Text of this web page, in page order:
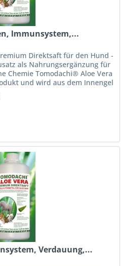
Immunsystem,...
Direktsaft für den Hund -
als Nahrungsergänzung für
Chemie Tomodachi® Aloe Vera
und wird aus dem Innengel
Verdauung,...